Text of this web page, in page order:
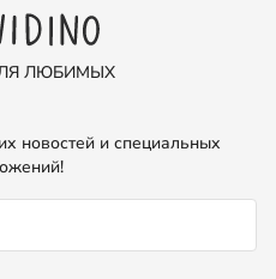
ЛЮБИМЫХ
новостей и специальных